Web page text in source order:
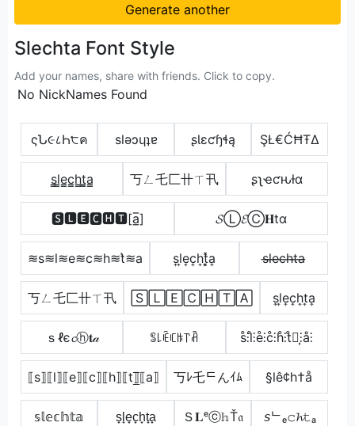
Generate another
Slechta Font Style
Add your names, share with friends. Click to copy.
No NickNames Found
ςՆ૯८Һ੮ค slǝɔɥʇɐ ʂƖɛƈɧɬą ŞŁ€ĆĦŦΔ
s̳l̳e̳c̳h̳t̳̲a̳ 丂ㄥ乇匚卄ㄒ卂 ʂʅҽƈԋƚα
🆂🅻🅴🅲🅷🆃[a̲̅] 𝓢Ⓛ𝓔Ⓒ𝐇tα
≋s≋l≋e≋c≋h≋t͛≋a s͎l͎e͎c͎h͎t͎͓̽a͎ s̶l̶e̶c̶h̶t̶a̶
丂ㄥ乇匚卄ㄒ卂 🅂🄻🄴🄲🄷🅃🄰 s͎l͎e͎c͎h͎t͎a͎
ｓℓє𝓬ⓗ𝐭𝒶 ꌚ꒒ꍟꏸꑛ꓅ꋫ s̊⫶l̊⫶e̊⫶c̊⫶h̊⫶t̊⫶͎⫶å⫶
⟦s⟧⟦l⟧⟦e⟧⟦c⟧⟦h⟧⟦t⟧̲̅⟦a⟧ 丂ﾚ乇ᄃんｲﾑ §lê¢h†å
𝕤𝕝𝕖𝕔𝕙𝕥𝕒 s̟l̟e̟c̟h̟t̟a̟ Ｓ𝐋ᵉⓒ𝕙Ť𝔞 𝘴ᄂₑ𝚌𝓱𝚝ₐ